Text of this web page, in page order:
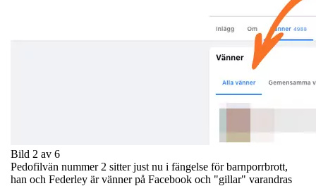
Bild 2 av 6
Pedofilvän nummer 2 sitter just nu i fängelse för barnporrbrott,
han och Federley är vänner på Facebook och "gillar" varandras